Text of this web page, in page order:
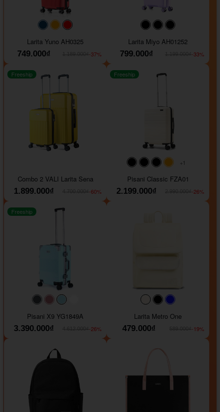
#093f69#ffa500
Larita Yuno AH0325
749.000₫
-37%
#000000#000000
Larita Miyo AH01252
799.000₫
-33%
Freeship
Combo 2 VALI Larita Sena
1.899.000₫
-60%
#000000#000000#000000
+1
Freeship
Pisani Classic FZA01
2.199.000₫
-26%
#40454a#b76e79
Freeship
Pisani X9 YG1849A
3.390.000₫
-26%
#faf0e6#000000
Larita Metro One
479.000₫
-19%